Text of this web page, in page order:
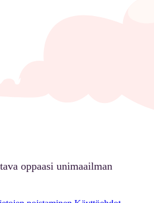
oppaasi unimaailman